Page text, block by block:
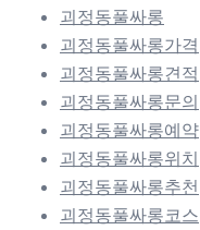
괴정동풀싸롱
괴정동풀싸롱가격
괴정동풀싸롱견적
괴정동풀싸롱문의
괴정동풀싸롱예약
괴정동풀싸롱위치
괴정동풀싸롱추천
괴정동풀싸롱코스